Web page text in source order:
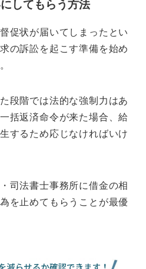
してもらう方法
促状が届いてしまったとい
の訴訟を起こす準備を始め
段階では法的な強制力はあ
括返済命令が来た場合、給
するため応じなければいけ
司法書士事務所に借金の相
を止めてもらうことが最優